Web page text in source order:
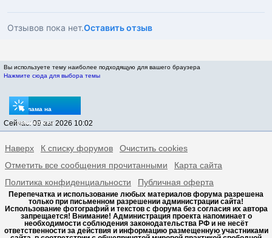
Отзывов пока нет.Оставить отзыв
Вы используете тему наиболее подходящую для вашего браузера
Нажмите сюда для выбора темы
Реклама на
sptovarov.ru
Сейчас: 09 авг 2026 10:02
Наверх К списку форумов
Очистить cookies
Отметить все сообщения прочитанными
Карта сайта
Политика конфиденциальности
Публичная оферта